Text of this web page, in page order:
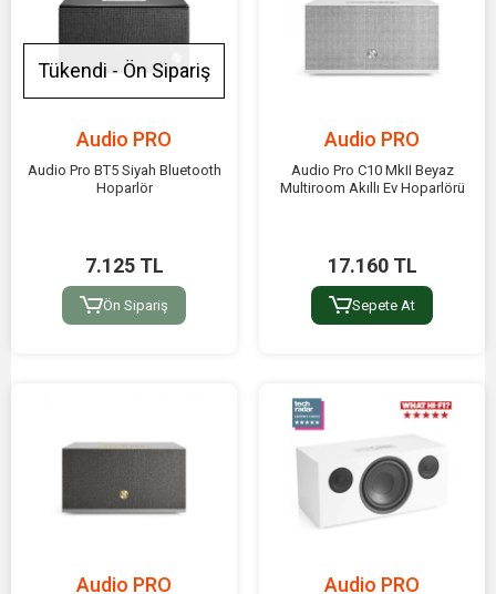
Tükendi - Ön Sipariş
Audio PRO
Audio Pro BT5 Siyah Bluetooth
Hoparlör
7.125 TL
Ön Sipariş
Audio PRO
Audio Pro C10 MkII Beyaz
Multiroom Akıllı Ev Hoparlörü
17.160 TL
Sepete At
Audio PRO Audio PRO